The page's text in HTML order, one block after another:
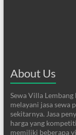
About Us
Sewa Villa
melayani jasa sewa
sekitarnya. Jasa
harga yang
memiliki beberapa